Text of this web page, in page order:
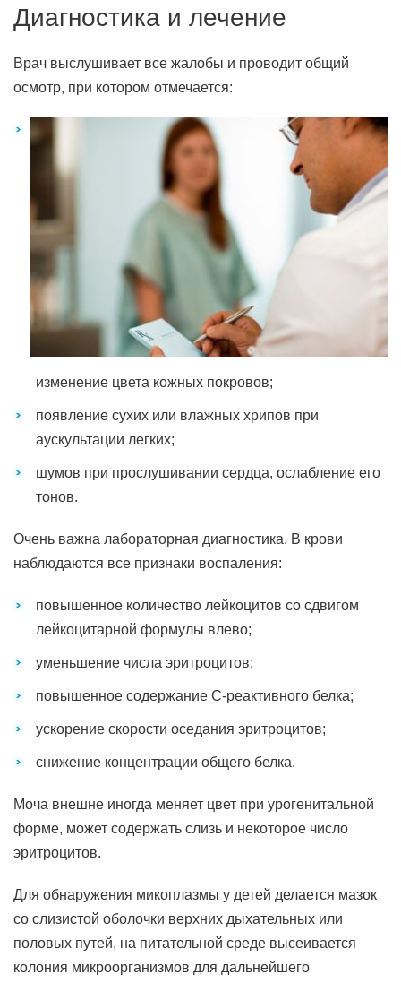
Диагностика и лечение
Врач выслушивает все жалобы и проводит общий
осмотр, при котором отмечается:
изменение цвета кожных покровов;
появление сухих или влажных хрипов при
аускультации легких;
шумов при прослушивании сердца, ослабление его
тонов.
Очень важна лабораторная диагностика. В крови
наблюдаются все признаки воспаления:
повышенное количество лейкоцитов со сдвигом
лейкоцитарной формулы влево;
уменьшение числа эритроцитов;
повышенное содержание С-реактивного белка;
ускорение скорости оседания эритроцитов;
снижение концентрации общего белка.
Моча внешне иногда меняет цвет при урогенитальной
форме, может содержать слизь и некоторое число
эритроцитов.
Для обнаружения микоплазмы у детей делается мазок
со слизистой оболочки верхних дыхательных или
половых путей, на питательной среде высеивается
колония микроорганизмов для дальнейшего